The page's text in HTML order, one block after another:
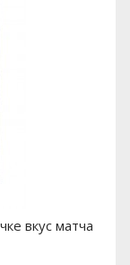
вкус матча